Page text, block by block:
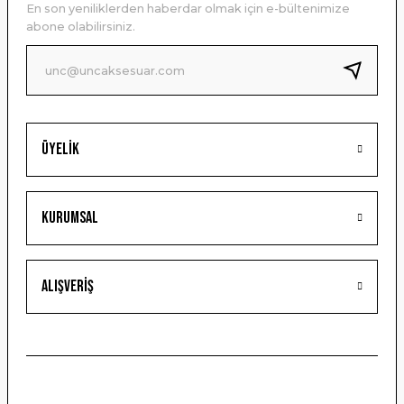
Ürün bilgilerinde hatalar bulunuyor.
Ürün fiyatı diğer sitelerden daha pahalı.
Bu ürüne benzer farklı alternatifler olmalı.
Gönder
Üyelik
Kurumsal
Alışveriş
En son yeniliklerden haberdar olmak için e-bültenimize
abone olabilirsiniz.